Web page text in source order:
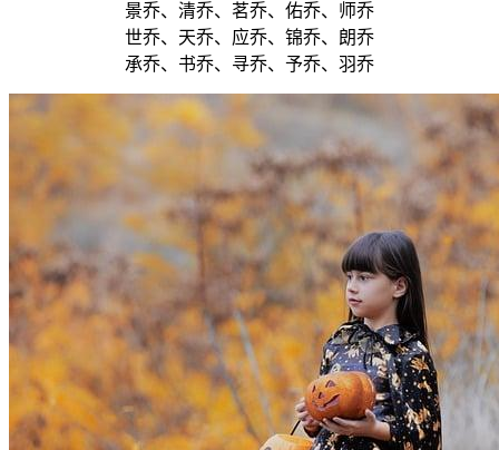
景乔、清乔、茗乔、佑乔、师乔
世乔、天乔、应乔、锦乔、朗乔
承乔、书乔、寻乔、予乔、羽乔